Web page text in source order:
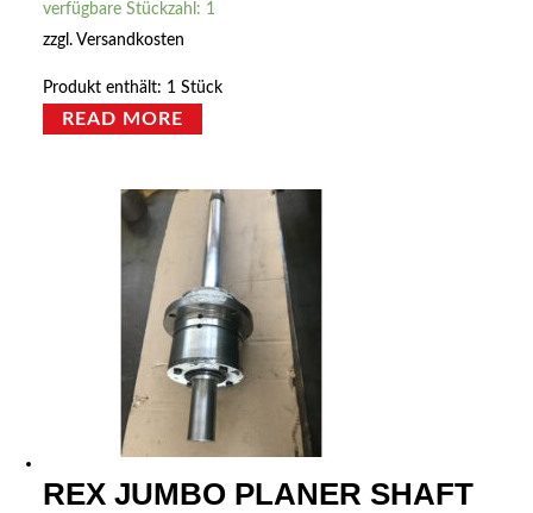
verfügbare Stückzahl: 1
zzgl. Versandkosten
Produkt enthält: 1Stück
READ MORE
REX JUMBO PLANER SHAFT